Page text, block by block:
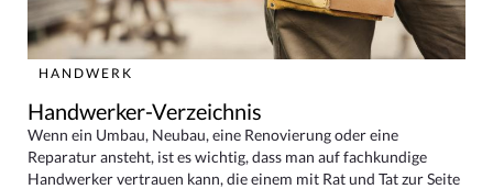
HANDWERK
Handwerker-Verzeichnis
Wenn ein Umbau, Neubau, eine Renovierung oder eine
Reparatur ansteht, ist es wichtig, dass man auf fachkundige
Handwerker vertrauen kann, die einem mit Rat und Tat zur Seite